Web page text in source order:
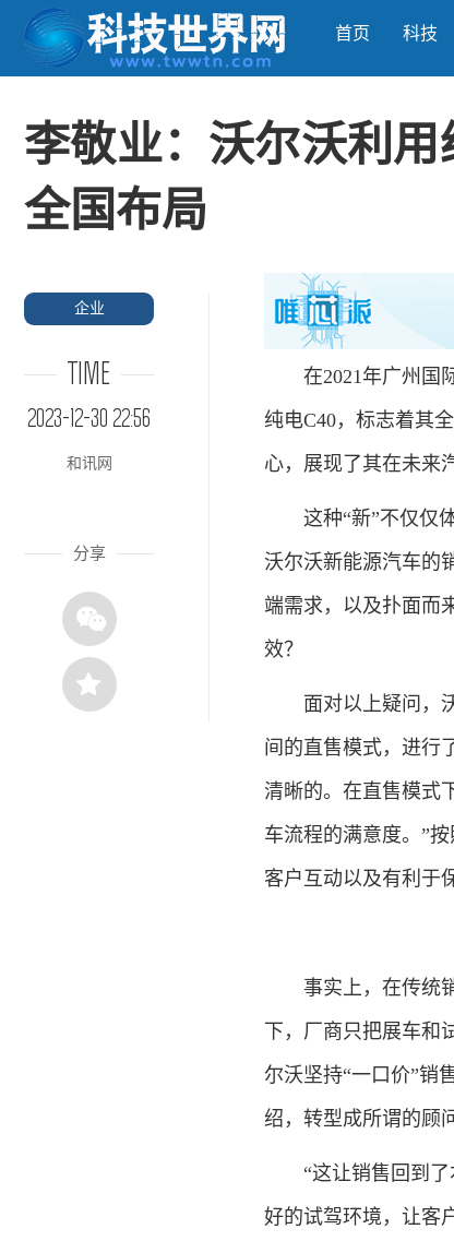
首页 科技
李敬业：沃尔沃利
全国布局
企业
TIME
2023-12-30 22:56
和讯网
分享
在2021年广州国际
纯电C40，标志着其
心，展现了其在未来
这种“新”不仅仅体
沃尔沃新能源汽车的
端需求，以及扑面而
效？
面对以上疑问，沃
间的直售模式，进行
清晰的。在直售模式
车流程的满意度。”
客户互动以及有利于
事实上，在传统销
下，厂商只把展车
尔沃坚持“一口价”销
绍，转型成所谓的顾
“这让销售回到了
好的试驾环境，让客